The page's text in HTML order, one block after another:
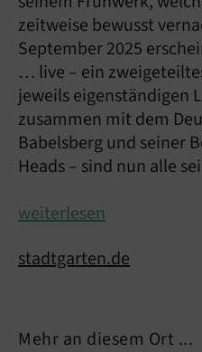
zeitweise bewusst
September 2025
… live – ein
jeweils eigenständigen
zusammen mit dem
Babelsberg und seiner
Heads – sind nun alle
weiterlesen
stadtgarten.de
Mehr an diesem Ort ...